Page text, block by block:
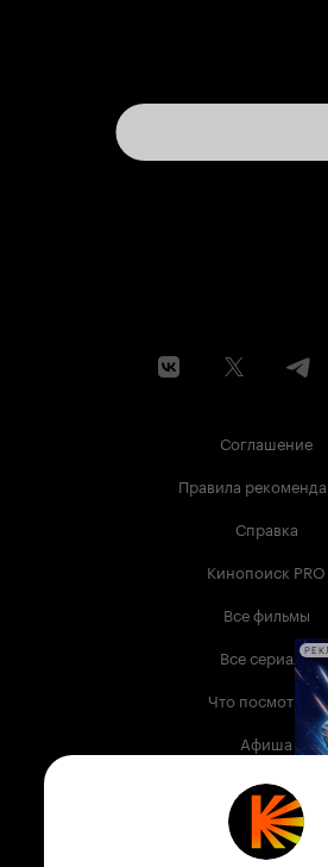
Соглашение
Правила
Справка
Кинопоиск PRO
Все фильмы
Все сериалы
Что посмотреть
Афиша
Музыка
Телепрограмма